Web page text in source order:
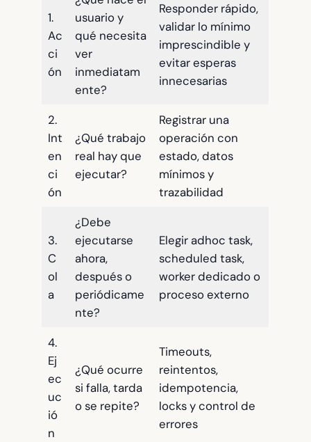
1.
Ac
ci
ón
usuario y
qué necesita
ver
inmediatam
ente?
Responder rápido,
validar lo mínimo
imprescindible y
evitar esperas
innecesarias
2.
Int
en
ci
ón
¿Qué trabajo
real hay que
ejecutar?
Registrar una
operación con
estado, datos
mínimos y
trazabilidad
3.
C
ol
a
¿Debe
ejecutarse
ahora,
después o
periódicame
nte?
Elegir adhoc task,
scheduled task,
worker dedicado o
proceso externo
4.
Ej
ec
uc
ió
n
¿Qué ocurre
si falla, tarda
o se repite?
Timeouts,
reintentos,
idempotencia,
locks y control de
errores